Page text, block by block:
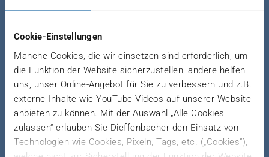
Cookie-Einstellungen
Manche Cookies, die wir einsetzen sind erforderlich, um
die Funktion der Website sicherzustellen, andere helfen
uns, unser Online-Angebot für Sie zu verbessern und z.B.
externe Inhalte wie YouTube-Videos auf unserer Website
anbieten zu können. Mit der Auswahl „Alle Cookies
zulassen“ erlauben Sie Dieffenbacher den Einsatz von
Technologien wie Cookies, Pixeln, Tags, etc. („Cookies“),
NILE WOOD PLACES
FOLLOW-UP ORDER WITH
DIEFFENBACHER
Egyptian MDF newcomer extends
complete plant order to include a
wood-chip cleaning line